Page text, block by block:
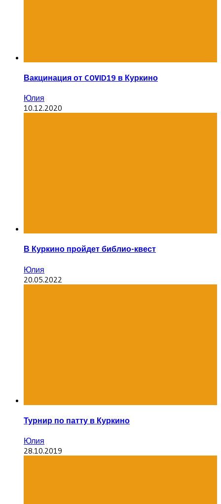
Вакцинация от COVID19 в Куркино
Юлия
10.12.2020
В Куркино пройдет библио-квест
Юлия
20.05.2022
Турнир по патту в Куркино
Юлия
28.10.2019